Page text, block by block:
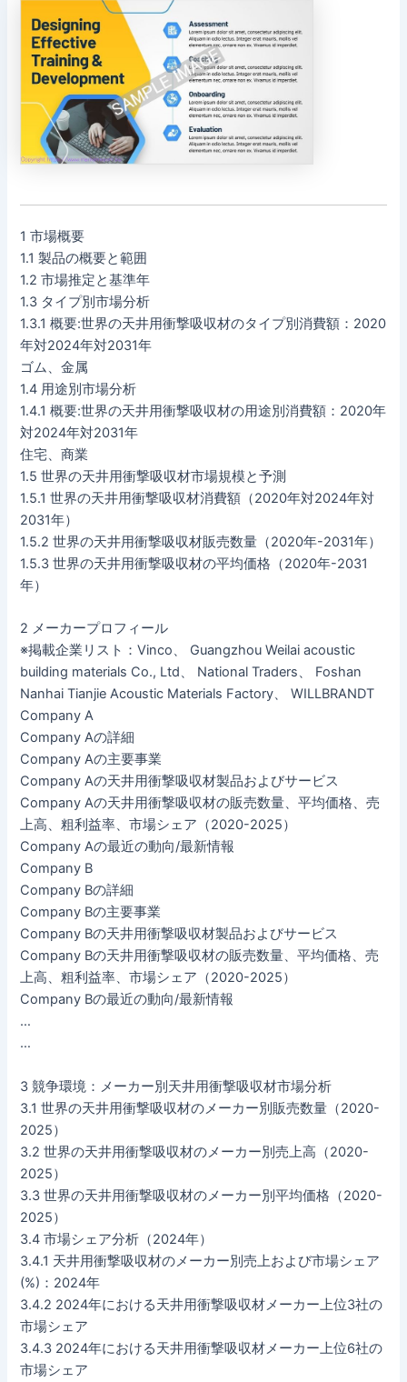
1 市場概要
1.1 製品の概要と範囲
1.2 市場推定と基準年
1.3 タイプ別市場分析
1.3.1 概要:世界の天井用衝撃吸収材のタイプ別消費額：2020
年対2024年対2031年
ゴム、金属
1.4 用途別市場分析
1.4.1 概要:世界の天井用衝撃吸収材の用途別消費額：2020年
対2024年対2031年
住宅、商業
1.5 世界の天井用衝撃吸収材市場規模と予測
1.5.1 世界の天井用衝撃吸収材消費額（2020年対2024年対
2031年）
1.5.2 世界の天井用衝撃吸収材販売数量（2020年-2031年）
1.5.3 世界の天井用衝撃吸収材の平均価格（2020年-2031
年）
2 メーカープロフィール
※掲載企業リスト：Vinco、 Guangzhou Weilai acoustic
building materials Co., Ltd、 National Traders、 Foshan
Nanhai Tianjie Acoustic Materials Factory、 WILLBRANDT
Company A
Company Aの詳細
Company Aの主要事業
Company Aの天井用衝撃吸収材製品およびサービス
Company Aの天井用衝撃吸収材の販売数量、平均価格、売
上高、粗利益率、市場シェア（2020-2025）
Company Aの最近の動向/最新情報
Company B
Company Bの詳細
Company Bの主要事業
Company Bの天井用衝撃吸収材製品およびサービス
Company Bの天井用衝撃吸収材の販売数量、平均価格、売
上高、粗利益率、市場シェア（2020-2025）
Company Bの最近の動向/最新情報
…
…
3 競争環境：メーカー別天井用衝撃吸収材市場分析
3.1 世界の天井用衝撃吸収材のメーカー別販売数量（2020-
2025）
3.2 世界の天井用衝撃吸収材のメーカー別売上高（2020-
2025）
3.3 世界の天井用衝撃吸収材のメーカー別平均価格（2020-
2025）
3.4 市場シェア分析（2024年）
3.4.1 天井用衝撃吸収材のメーカー別売上および市場シェア
(%)：2024年
3.4.2 2024年における天井用衝撃吸収材メーカー上位3社の
市場シェア
3.4.3 2024年における天井用衝撃吸収材メーカー上位6社の
市場シェア